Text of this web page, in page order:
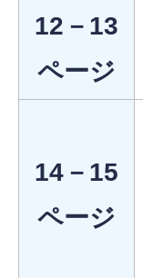
12－13
ページ
14－15
ページ